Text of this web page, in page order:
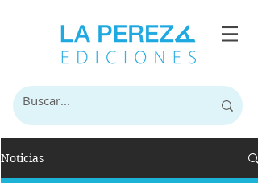
Noticias